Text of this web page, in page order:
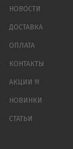
НОВОСТИ
ДОСТАВКА
ОПЛАТА
КОНТАКТЫ
АКЦИИ !!!
НОВИНКИ
СТАТЬИ